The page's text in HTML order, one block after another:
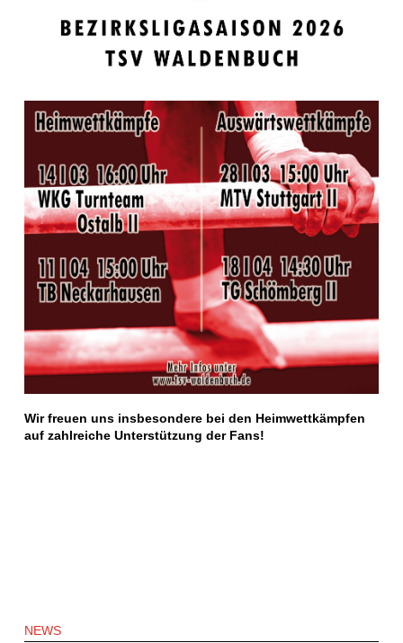
Wir freuen uns insbesondere bei den Heimwettkämpfen
auf zahlreiche Unterstützung der Fans!
NEWS